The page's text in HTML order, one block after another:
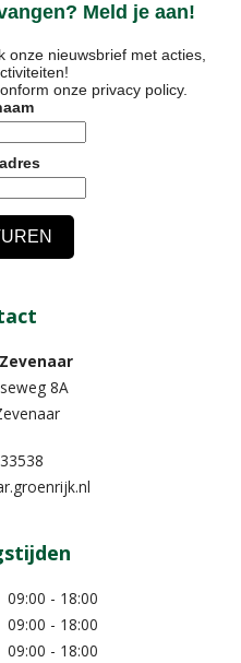
Meld je aan!
onze nieuwsbrief met acties,
onze privacy policy.
8A
09:00 - 18:00
09:00 - 18:00
09:00 - 18:00